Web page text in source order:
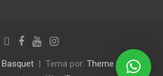
Basquet Tema por: Theme Horse